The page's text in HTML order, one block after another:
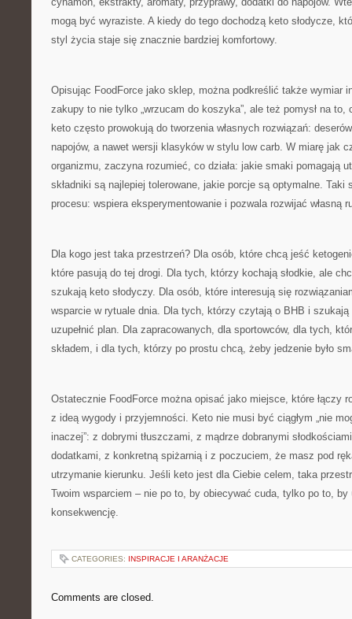
mogą być wyraziste. A kiedy do tego dochodzą keto słodycze,
styl życia staje się znacznie bardziej komfortowy.
Opisując FoodForce jako sklep, można podkreślić także wymiar
zakupy to nie tylko „wrzucam do koszyka”, ale też pomysł na
keto często prowokują do tworzenia własnych rozwiązań:
napojów, a nawet wersji klasyków w stylu low carb. W miarę jak
organizmu, zaczyna rozumieć, co działa: jakie smaki pomagają
składniki są najlepiej tolerowane, jakie porcje są optymalne. Taki
procesu: wspiera eksperymentowanie i pozwala rozwijać własną
Dla kogo jest taka przestrzeń? Dla osób, które chcą jeść
które pasują do tej drogi. Dla tych, którzy kochają słodkie, ale
szukają keto słodyczy. Dla osób, które interesują się
wsparcie w rytuale dnia. Dla tych, którzy czytają o BHB i szukają
uzupełnić plan. Dla zapracowanych, dla sportowców, dla tych,
składem, i dla tych, którzy po prostu chcą, żeby jedzenie było
Ostatecznie FoodForce można opisać jako miejsce, które łączy
z ideą wygody i przyjemności. Keto nie musi być ciągłym „nie
inaczej”: z dobrymi tłuszczami, z mądrze dobranymi
dodatkami, z konkretną spiżarnią i z poczuciem, że masz pod
utrzymanie kierunku. Jeśli keto jest dla Ciebie celem, taka
Twoim wsparciem – nie po to, by obiecywać cuda, tylko po to, by
konsekwencję.
CATEGORIES: INSPIRACJE I ARANŻACJE
Comments are closed.